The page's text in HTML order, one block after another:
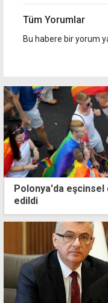
Tüm Yorumlar
Bu habere bir yorum
Polonya'da eşcinsel
edildi